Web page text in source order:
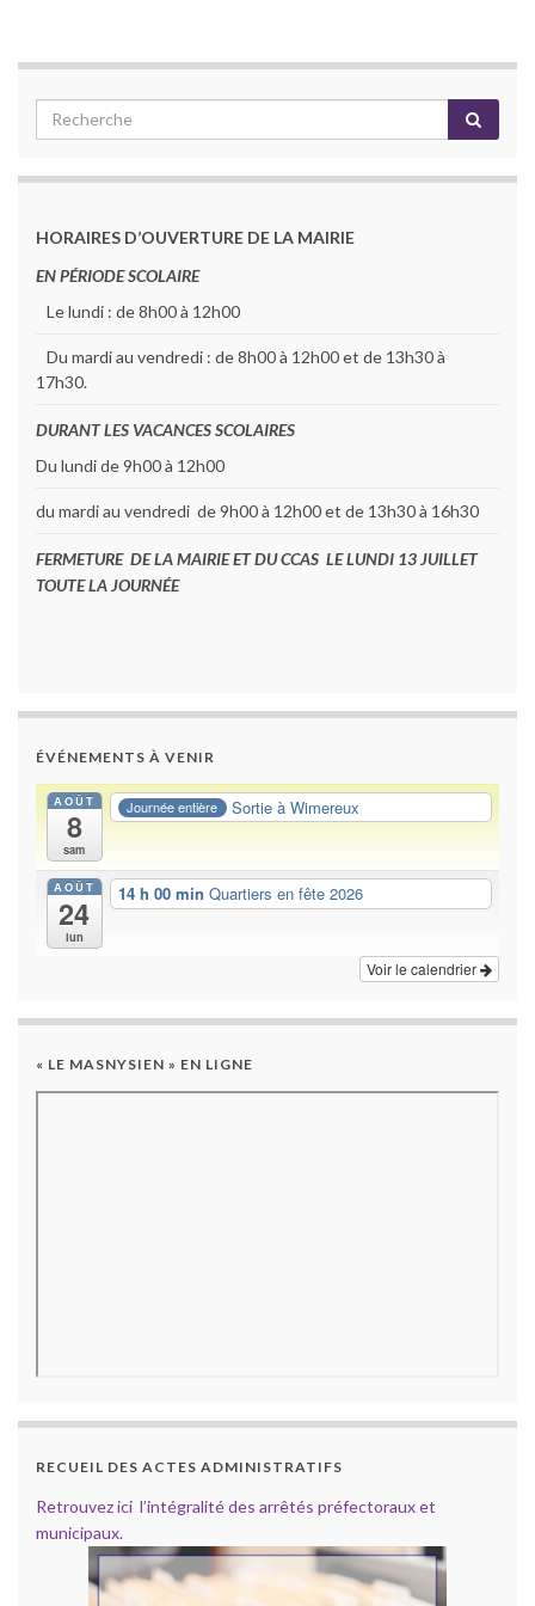
HORAIRES D’OUVERTURE DE LA MAIRIE
EN PÉRIODE SCOLAIRE
Le lundi : de 8h00 à 12h00
Du mardi au vendredi : de 8h00 à 12h00 et de 13h30 à
17h30.
DURANT LES VACANCES SCOLAIRES
Du lundi de 9h00 à 12h00
du mardi au vendredi de 9h00 à 12h00 et de 13h30 à 16h30
FERMETURE DE LA MAIRIE ET DU CCAS LE LUNDI 13 JUILLET
TOUTE LA JOURNÉE
ÉVÉNEMENTS À VENIR
AOÛT
8
sam
Journée entière Sortie à Wimereux
AOÛT
24
lun
14 h 00 min Quartiers en fête 2026
Voir le calendrier
« LE MASNYSIEN » EN LIGNE
RECUEIL DES ACTES ADMINISTRATIFS
Retrouvez ici l’intégralité des arrêtés préfectoraux et
municipaux.